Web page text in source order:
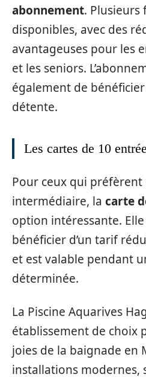
abonnement.
disponibles, avec des
avantageuses pour les
et les seniors.
également de bénéficier
détente.
Les cartes de 10
Pour ceux qui
intermédiaire, la carte
option intéressante.
bénéficier d’un tarif
et est valable pendant
déterminée.
La Piscine Aquarives
établissement de choix
joies de la baignade en
installations modernes,